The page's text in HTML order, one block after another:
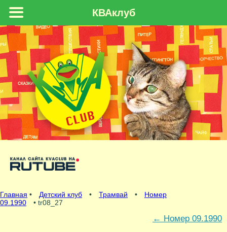
Главная • Детский клуб • Трамвай •
Номер
09.1990
• tr08_27
← Номер 09.1990
КВАклуб